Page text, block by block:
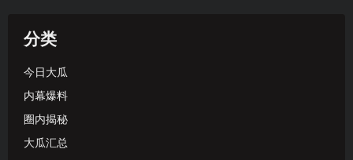
分类
今日大瓜
内幕爆料
圈内揭秘
大瓜汇总